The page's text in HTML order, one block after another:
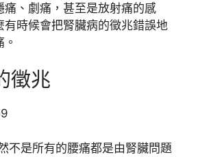
痛、劇痛，甚至是放射痛的感
有時候會把腎臟病的徵兆錯誤地
徵兆
不是所有的腰痛都是由腎臟問題